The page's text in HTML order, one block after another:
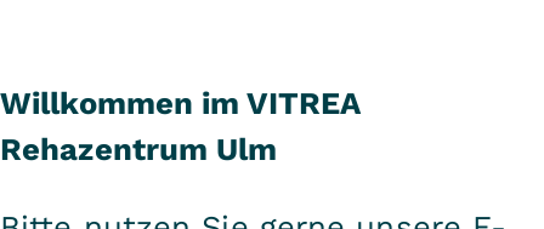
Willkommen im VITREA
Rehazentrum Ulm